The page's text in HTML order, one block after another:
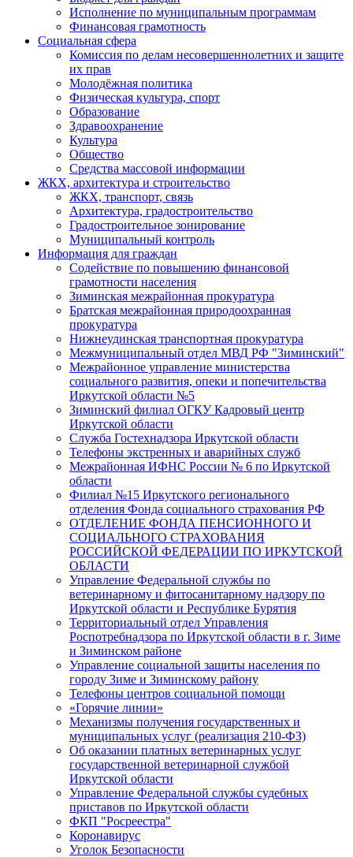
Исполнение по муниципальным программам
Финансовая грамотность
Социальная сфера
Комиссия по делам несовершеннолетних и защите
их прав
Молодёжная политика
Физическая культура, спорт
Образование
Здравоохранение
Культура
Общество
Средства массовой информации
ЖКХ, архитектура и строительство
ЖКХ, транспорт, связь
Архитектура, градостроительство
Градостроительное зонирование
Муниципальный контроль
Информация для граждан
Содействие по повышению финансовой
грамотности населения
Зиминская межрайонная прокуратура
Братская межрайонная природоохранная
прокуратура
Нижнеудинская транспортная прокуратура
Межмуниципальный отдел МВД РФ "Зиминский"
Межрайонное управление министерства
социального развития, опеки и попечительства
Иркутской области №5
Зиминский филиал ОГКУ Кадровый центр
Иркутской области
Служба Гостехнадзора Иркутской области
Телефоны экстренных и аварийных служб
Межрайонная ИФНС России № 6 по Иркутской
области
Филиал №15 Иркутского регионального
отделения Фонда социального страхования РФ
ОТДЕЛЕНИЕ ФОНДА ПЕНСИОННОГО И
СОЦИАЛЬНОГО СТРАХОВАНИЯ
РОССИЙСКОЙ ФЕДЕРАЦИИ ПО ИРКУТСКОЙ
ОБЛАСТИ
Управление Федеральной службы по
ветеринарному и фитосанитарному надзору по
Иркутской области и Республике Бурятия
Территориальный отдел Управления
Роспотребнадзора по Иркутской области в г. Зиме
и Зиминском районе
Управление социальной защиты населения по
городу Зиме и Зиминскому району
Телефоны центров социальной помощи
«Горячие линии»
Механизмы получения государственных и
муниципальных услуг (реализация 210-ФЗ)
Об оказании платных ветеринарных услуг
государственной ветеринарной службой
Иркутской области
Управление Федеральной службы судебных
приставов по Иркутской области
ФКП "Росреестра"
Коронавирус
Уголок Безопасности